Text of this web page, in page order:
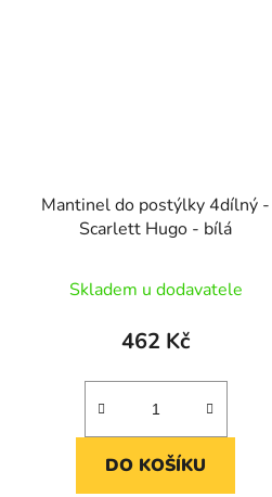
Mantinel do postýlky 4dílný -
Scarlett Hugo - bílá
Skladem u dodavatele
462 Kč
DO KOŠÍKU